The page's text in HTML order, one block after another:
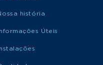
história
Úteis